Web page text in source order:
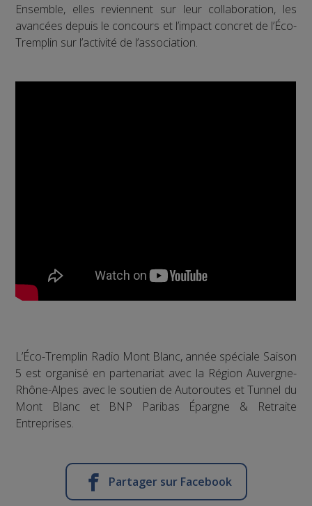
Ensemble, elles reviennent sur leur collaboration, les
avancées depuis le concours et l’impact concret de l’Éco-
Tremplin sur l’activité de l’association.
L’Éco-Tremplin Radio Mont Blanc, année spéciale Saison
5 est organisé en partenariat avec la Région Auvergne-
Rhône-Alpes avec le soutien de Autoroutes et Tunnel du
Mont Blanc et BNP Paribas Épargne & Retraite
Entreprises.
Partager sur Facebook